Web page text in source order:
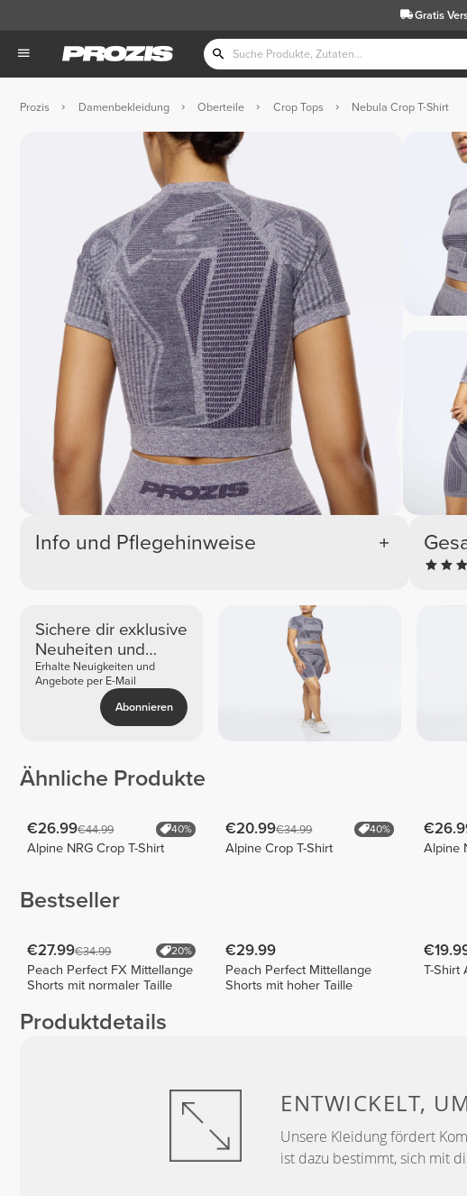
Gratis
Prozis Damenbekleidung Oberteile Crop Tops Nebula Crop T-Shirt
Info und Pflegehinweise
Sichere dir exklusive
Neuheiten und
Angebote
Erhalte Neuigkeiten und
Angebote per E-Mail
Abonnieren
Ähnliche Produkte
€26.99€44.99 40%
Alpine NRG Crop T-Shirt
€20.99€34.99 40%
Alpine Crop T-Shirt Alpine
Bestseller
€27.99€34.99 20%
Peach Perfect FX Mittellange
Shorts mit normaler Taille
€29.99
Peach Perfect Mittellange
Shorts mit hoher Taille
T-Shirt
Produktdetails
ENTWICKELT,
Unsere Kleidung fördert
ist dazu bestimmt, sich mit